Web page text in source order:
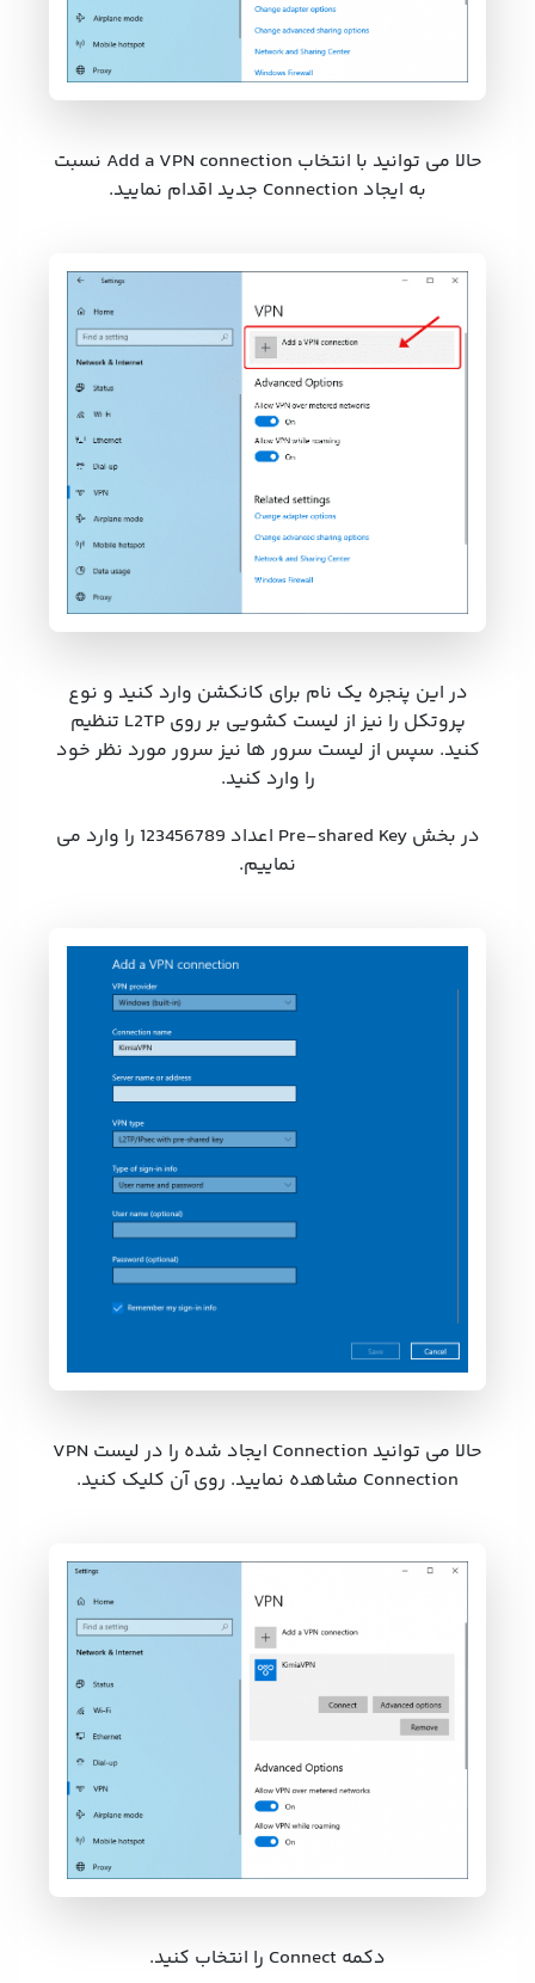
حالا می توانید با انتخاب Add a VPN connection نسبت
به ایجاد Connection جدید اقدام نمایید.
در این پنجره یک نام برای کانکشن وارد کنید و نوع
پروتکل را نیز از لیست کشویی بر روی L2TP تنظیم
کنید. سپس از لیست سرور ها نیز سرور مورد نظر خود
را وارد کنید.
در بخش Pre-shared Key اعداد 123456789 را وارد می
نماییم.
حالا می توانید Connection ایجاد شده را در لیست VPN
Connection مشاهده نمایید. روی آن کلیک کنید.
دکمه Connect را انتخاب کنید.